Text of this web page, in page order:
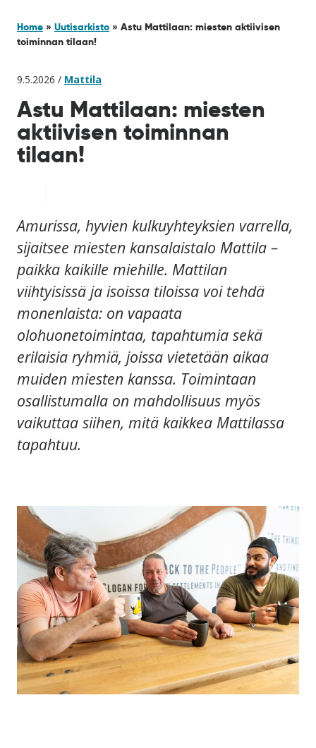
Home » Uutisarkisto » Astu Mattilaan: miesten aktiivisen
toiminnan tilaan!
9.5.2026 / Mattila
Astu Mattilaan: miesten
aktiivisen toiminnan
tilaan!
Amurissa, hyvien kulkuyhteyksien varrella,
sijaitsee miesten kansalaistalo Mattila –
paikka kaikille miehille. Mattilan
viihtyisissä ja isoissa tiloissa voi tehdä
monenlaista: on vapaata
olohuonetoimintaa, tapahtumia sekä
erilaisia ryhmiä, joissa vietetään aikaa
muiden miesten kanssa. Toimintaan
osallistumalla on mahdollisuus myös
vaikuttaa siihen, mitä kaikkea Mattilassa
tapahtuu.